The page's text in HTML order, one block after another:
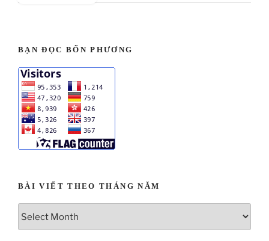
GIÀ” – LÀ GIẤC MƠ ĐẸP, HAY CHỈ
DIỆU VỜI?
07/05/2026
07/26/2026
BẠN ĐỌC BỐN PHƯƠNG